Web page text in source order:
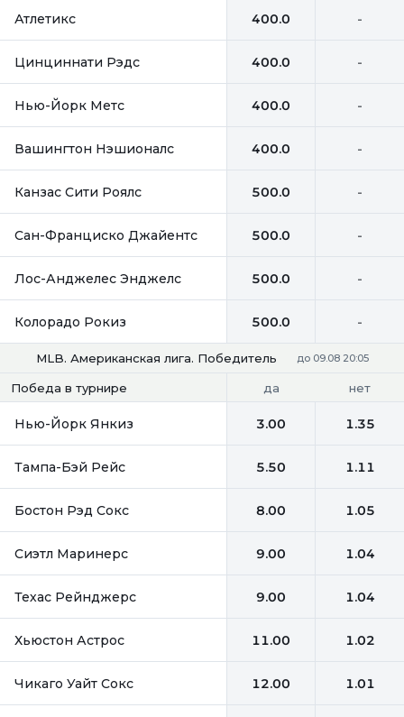
Атлетикс 400.0 -
Цинциннати Рэдс 400.0 -
Нью-Йорк Метс 400.0 -
Вашингтон Нэшионалс 400.0 -
Канзас Сити Роялс 500.0 -
Сан-Франциско Джайентс 500.0 -
Лос-Анджелес Энджелс 500.0 -
Колорадо Рокиз 500.0 -
MLB. Американская лига. Победитель до 09.08 20:05
Победа в турнире да нет
Нью-Йорк Янкиз 3.00 1.35
Тампа-Бэй Рейс 5.50 1.11
Бостон Рэд Сокс 8.00 1.05
Сиэтл Маринерс 9.00 1.04
Техас Рейнджерс 9.00 1.04
Хьюстон Астрос 11.00 1.02
Чикаго Уайт Сокс 12.00 1.01